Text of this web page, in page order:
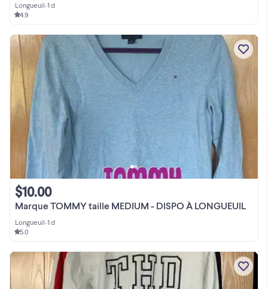
Longueuil•1 d
4.9
Marque TOMMY taille MEDIUM - DISPO À LONGUEUIL
$10.00
Longueuil•1 d
5.0